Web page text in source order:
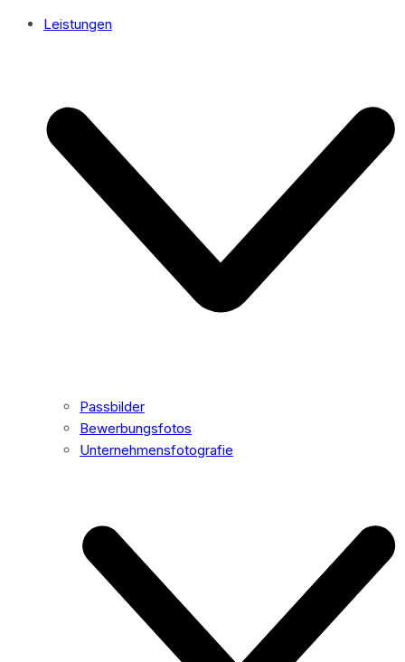
Leistungen
Passbilder
Bewerbungsfotos
Unternehmensfotografie